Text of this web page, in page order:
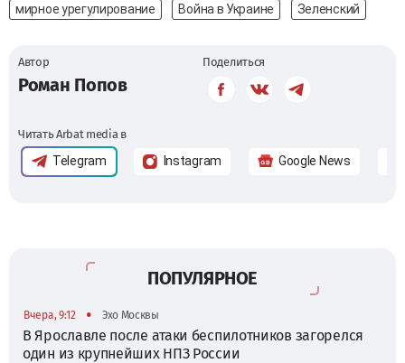
мирное урегулирование
Война в Украине Зеленский
Автор
Роман Попов
Поделиться
Читать Arbat media в
Telegram Instagram Google News
ПОПУЛЯРНОЕ
Вчера, 9:12 • Эхо Москвы
В Ярославле после атаки беспилотников загорелся
один из крупнейших НПЗ России